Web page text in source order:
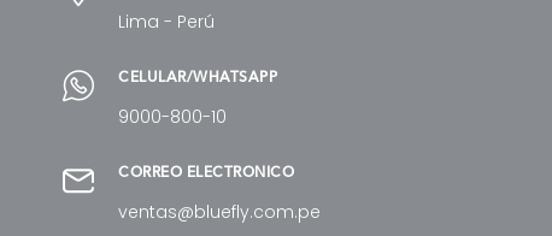
Lima - Perú
CELULAR/WHATSAPP
9000-800-10
CORREO ELECTRÓNICO
ventas@bluefly.com.pe